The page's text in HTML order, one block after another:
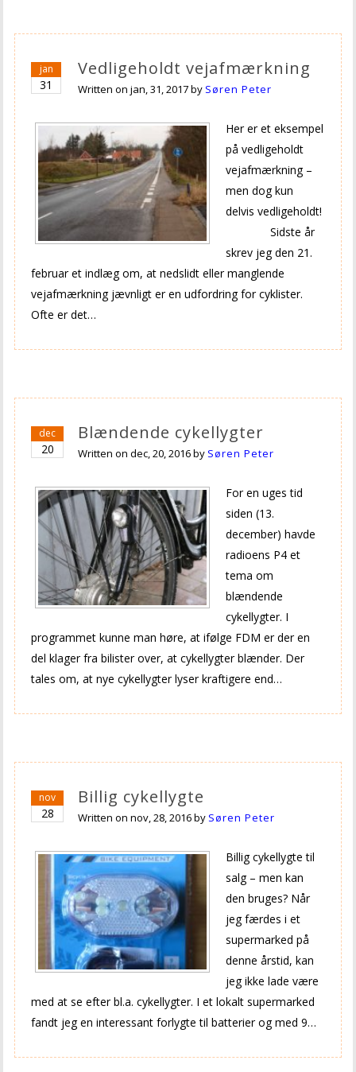
jan
31
Vedligeholdt vejafmærkning
Written onjan, 31, 2017by Søren Peter
Her er et eksempel
på vedligeholdt
vejafmærkning –
men dog kun
delvis vedligeholdt!
Sidste år
skrev jeg den 21.
februar et indlæg om, at nedslidt eller manglende
vejafmærkning jævnligt er en udfordring for cyklister.
Ofte er det…
dec
20
Blændende cykellygter
Written ondec, 20, 2016by Søren Peter
For en uges tid
siden (13.
december) havde
radioens P4 et
tema om
blændende
cykellygter. I
programmet kunne man høre, at ifølge FDM er der en
del klager fra bilister over, at cykellygter blænder. Der
tales om, at nye cykellygter lyser kraftigere end…
nov
28
Billig cykellygte
Written onnov, 28, 2016by Søren Peter
Billig cykellygte til
salg – men kan
den bruges? Når
jeg færdes i et
supermarked på
denne årstid, kan
jeg ikke lade være
med at se efter bl.a. cykellygter. I et lokalt supermarked
fandt jeg en interessant forlygte til batterier og med 9…